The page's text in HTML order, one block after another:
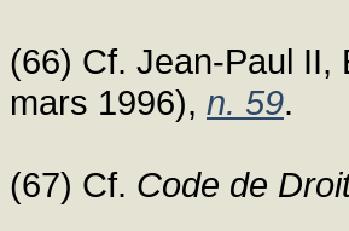
(66) Cf. Jean-Paul
mars 1996), n. 59.
(67) Cf. Code de